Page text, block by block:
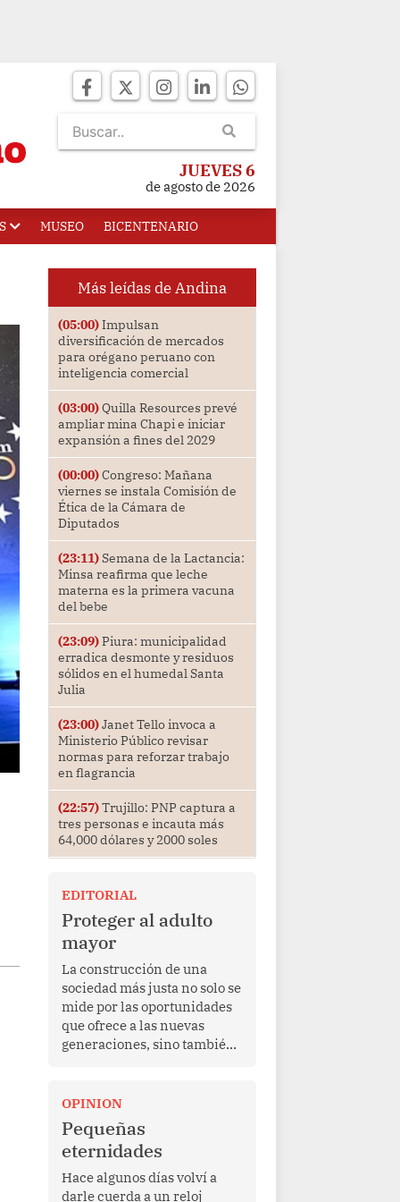
JUEVES 6
de agosto de 2026
MUSEO BICENTENARIO
Más leídas de Andina
(05:00)Impulsan
diversificación de mercados
para orégano peruano con
inteligencia comercial
(03:00)Quilla Resources prevé
ampliar mina Chapi e iniciar
expansión a fines del 2029
(00:00)Congreso: Mañana
viernes se instala Comisión de
Ética de la Cámara de
Diputados
(23:11)Semana de la Lactancia:
Minsa reafirma que leche
materna es la primera vacuna
del bebe
(23:09)Piura: municipalidad
erradica desmonte y residuos
sólidos en el humedal Santa
Julia
(23:00)Janet Tello invoca a
Ministerio Público revisar
normas para reforzar trabajo
en flagrancia
(22:57)Trujillo: PNP captura a
tres personas e incauta más
64,000 dólares y 2000 soles
EDITORIAL
Proteger al adulto
mayor
La construcción de una
sociedad más justa no solo se
mide por las oportunidades
que ofrece a las nuevas
generaciones, sino también
de una vida de esfuerzo y
trabajo, afrontan la vejez en
condiciones de
vulnerabilidad. El anuncio
formulado por la presidenta
de la república, Keiko
OPINION
Pequeñas
eternidades
Hace algunos días volví a
darle cuerda a un reloj